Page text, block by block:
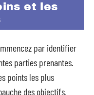
et les
par identifier
parties prenantes.
points les plus
des objectifs.